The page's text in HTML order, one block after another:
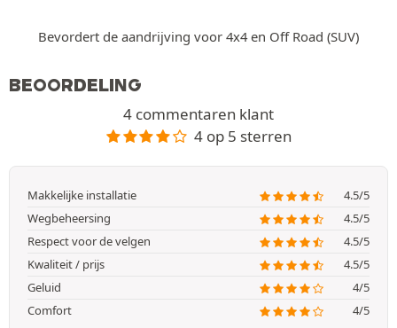
Bevordert de aandrijving voor 4x4 en Off Road (SUV)
BEOORDELING
4 commentaren klant
4 op 5 sterren
Makkelijke installatie
4.5/5
Wegbeheersing
4.5/5
Respect voor de velgen
4.5/5
Kwaliteit / prijs
4.5/5
Geluid
4/5
Comfort
4/5